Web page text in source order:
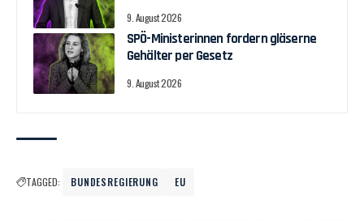
9. August 2026
SPÖ-Ministerinnen fordern gläserne
Gehälter per Gesetz
9. August 2026
TAGGED: BUNDESREGIERUNG EU